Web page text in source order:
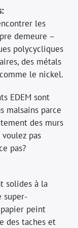
les
demeure –
polycycliques
des métals
le nickel.
EDEM sont
malsains parce
des murs
pas
pas?
solides à la
super-
peint
des taches et